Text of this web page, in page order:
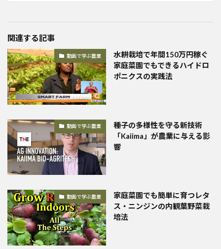
関連する記事
動画で学ぶ農業
水耕栽培で年間150万円稼ぐ
家庭菜園でもできるハイドロ
ポニクスの実践法
動画で学ぶ農業
種子の多様性を守る新技術
「Kaiima」が農業に与える影
響
動画で学ぶ農業
家庭菜園でも簡単に育つレタ
ス・ニンジンの内観葉野菜栽
培法